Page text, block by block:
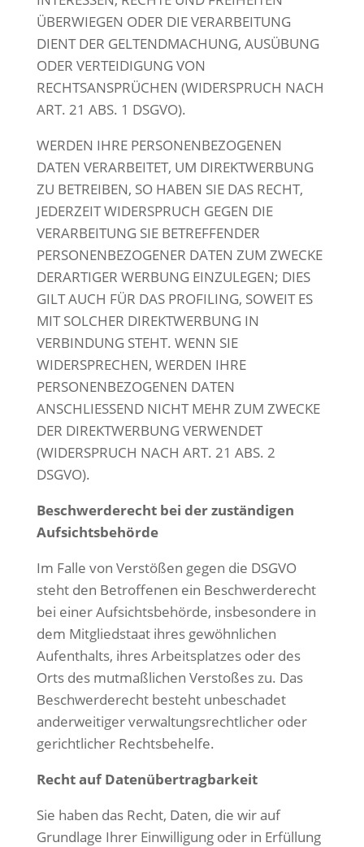
ÜBERWIEGEN ODER DIE VERARBEITUNG
DIENT DER GELTENDMACHUNG, AUSÜBUNG
ODER VERTEIDIGUNG VON
RECHTSANSPRÜCHEN (WIDERSPRUCH NACH
ART. 21 ABS. 1 DSGVO).
WERDEN IHRE PERSONENBEZOGENEN
DATEN VERARBEITET, UM DIREKTWERBUNG
ZU BETREIBEN, SO HABEN SIE DAS RECHT,
JEDERZEIT WIDERSPRUCH GEGEN DIE
VERARBEITUNG SIE BETREFFENDER
PERSONENBEZOGENER DATEN ZUM ZWECKE
DERARTIGER WERBUNG EINZULEGEN; DIES
GILT AUCH FÜR DAS PROFILING, SOWEIT ES
MIT SOLCHER DIREKTWERBUNG IN
VERBINDUNG STEHT. WENN SIE
WIDERSPRECHEN, WERDEN IHRE
PERSONENBEZOGENEN DATEN
ANSCHLIESSEND NICHT MEHR ZUM ZWECKE
DER DIREKTWERBUNG VERWENDET
(WIDERSPRUCH NACH ART. 21 ABS. 2
DSGVO).
Beschwerderecht bei der zuständigen
Aufsichtsbehörde
Im Falle von Verstößen gegen die DSGVO
steht den Betroffenen ein Beschwerderecht
bei einer Aufsichtsbehörde, insbesondere in
dem Mitgliedstaat ihres gewöhnlichen
Aufenthalts, ihres Arbeitsplatzes oder des
Orts des mutmaßlichen Verstoßes zu. Das
Beschwerderecht besteht unbeschadet
anderweitiger verwaltungsrechtlicher oder
gerichtlicher Rechtsbehelfe.
Recht auf Datenübertragbarkeit
Sie haben das Recht, Daten, die wir auf
Grundlage Ihrer Einwilligung oder in Erfüllung